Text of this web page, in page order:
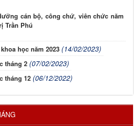
cán bộ, công chứ, viên chức năm
Trần Phú
học năm 2023 (14/02/2023)
tháng 2 (07/02/2023)
tháng 12 (06/12/2022)